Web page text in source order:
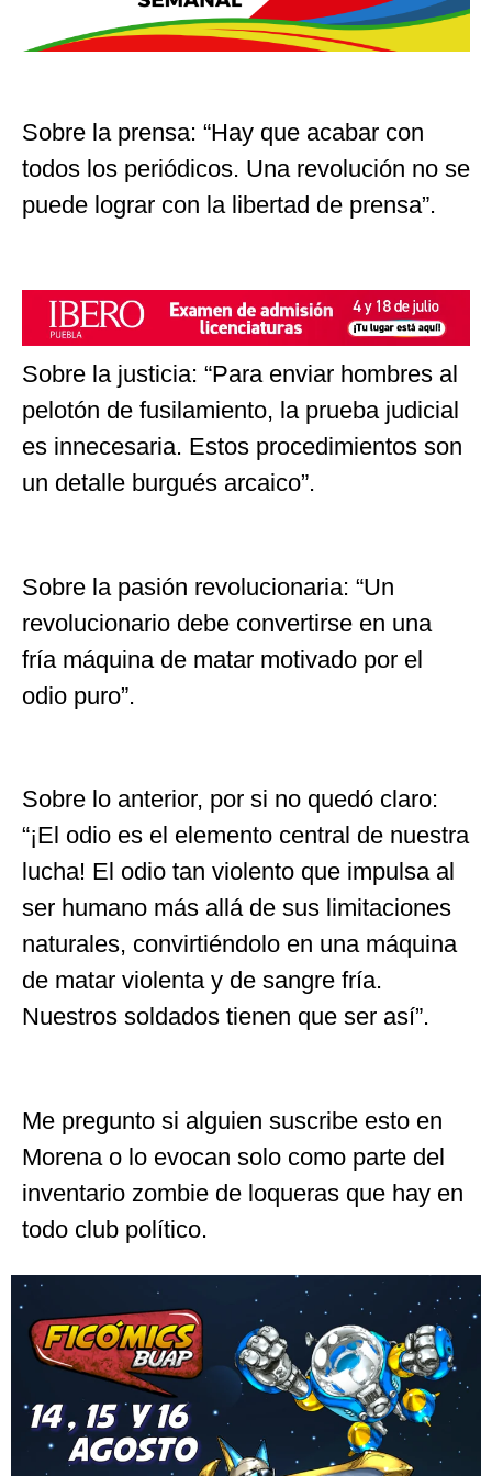
Sobre la prensa: “Hay que acabar con
todos los periódicos. Una revolución no se
puede lograr con la libertad de prensa”.
Sobre la justicia: “Para enviar hombres al
pelotón de fusilamiento, la prueba judicial
es innecesaria. Estos procedimientos son
un detalle burgués arcaico”.
Sobre la pasión revolucionaria: “Un
revolucionario debe convertirse en una
fría máquina de matar motivado por el
odio puro”.
Sobre lo anterior, por si no quedó claro:
“¡El odio es el elemento central de nuestra
lucha! El odio tan violento que impulsa al
ser humano más allá de sus limitaciones
naturales, convirtiéndolo en una máquina
de matar violenta y de sangre fría.
Nuestros soldados tienen que ser así”.
Me pregunto si alguien suscribe esto en
Morena o lo evocan solo como parte del
inventario zombie de loqueras que hay en
todo club político.